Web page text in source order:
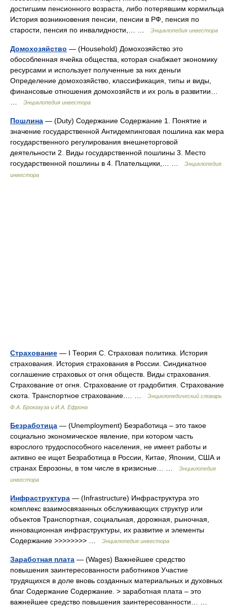
достигшим пенсионного возраста, либо потерявшим кормильца
История возникновения пенсии, пенсии в РФ, пенсия по
старости, пенсия по инвалидности,… …
Энциклопедия инвестора
Домохозяйство — (Household) Домохозяйство это
обособленная ячейка общества, которая снабжает экономику
ресурсами и использует полученные за них деньги
Определение домохозяйство, классификация, типы и виды,
финансовые отношения домохозяйств и их роль в развитии…
Энциклопедия инвестора
Пошлина — (Duty) Содержание Содержание 1. Понятие и
значение государственной Антидемпинговая пошлина как мера
государственного регулирования внешнеторговой
деятельности 2. Виды государственной пошлины 3. Место
государственной пошлины в 4. Плательщики,… …
Энциклопедия
инвестора
Страхование — I Теория С. Страховая политика. История
страхования. История страхования в России. Синдикатное
соглашение страховых от огня обществ. Виды страхования.
Страхование от огня. Страхование от градобития. Страхование
скота. Транспортное страхование.… …
Энциклопедический словарь
Ф.А. Брокгауза и И.А. Ефрона
Безработица — (Unemployment) Безработица – это такое
социально экономическое явление, при котором часть
взрослого трудоспособного населения, не имеет работы и
активно ее ищет Безработица в России, Китае, Японии, США и
странах Еврозоны, в том числе в кризисные… …
Энциклопедия
инвестора
Инфраструктура — (Infrastructure) Инфраструктура это
комплекс взаимосвязанных обслуживающих структур или
объектов Транспортная, социальная, дорожная, рыночная,
инновационная инфраструктуры, их развитие и элементы
Содержание >>>>>>>> …
Энциклопедия инвестора
Заработная плата — (Wages) Важнейшее средство
повышения заинтересованности работников Участие
трудящихся в доле вновь созданных материальных и духовных
благ Содержание Содержание. > заработная плата – это
важнейшее средство повышения заинтересованности… …